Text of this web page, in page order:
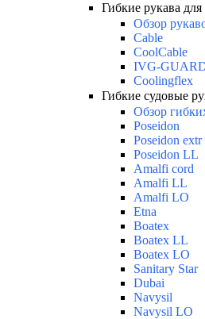
Гибкие рукава
Обзор
Cable
CoolCable
IVG-
Coolingflex
Гибкие судовые
Обзор
Poseidon
Poseidon extr
Poseidon LL
Amalfi cord
Amalfi LL
Amalfi LO
Etna
Boatex
Boatex LL
Boatex LO
Sanitary Star
Dubai
Navysil
Navysil LO